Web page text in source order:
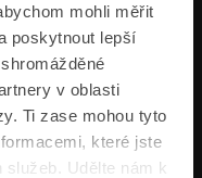
mohli měřit
poskytnout lepší
v oblasti
Ti zase mohou tyto
které jste
Udělte nám k